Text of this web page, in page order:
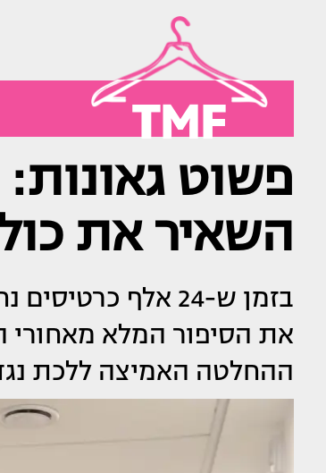
TMF
פשוט
השאיר את
בזמן ש-24 אלף
את הסיפור המלא מאחורי
ההחלטה האמיצה ללכת